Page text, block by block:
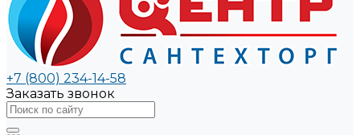
+7 (800) 234-14-58
Заказать звонок